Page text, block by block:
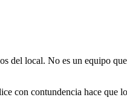
del local. No es un equipo
con contundencia hace que